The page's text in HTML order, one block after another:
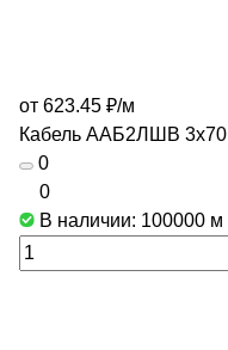
от 623.45 ₽/м
Кабель ААБ2ЛШВ 3х70
0
0
В наличии: 100000 м